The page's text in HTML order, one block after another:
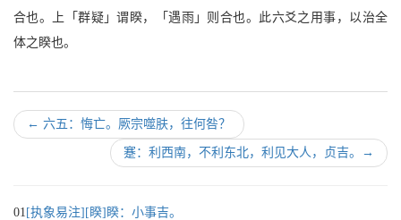
合也。上「群疑」谓睽，「遇雨」则合也。此六爻之用事，以治全
体之睽也。
← 六五：悔亡。厥宗噬肤，往何咎？
蹇：利西南，不利东北，利见大人，贞吉。 →
01 [执象易注][睽]睽：小事吉。